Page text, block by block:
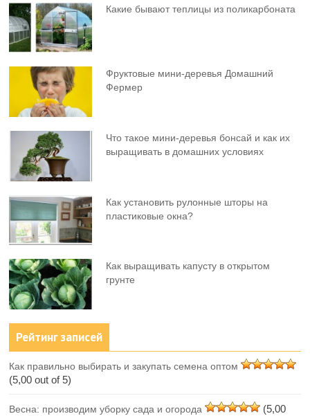
Какие бывают теплицы из поликарбоната
Фруктовыe мини-деревья Домашний
Фермер
Что такое мини-деревья бонсай и как их
выращивать в домашних условиях
Как установить рулонные шторы на
пластиковые окна?
Как выращивать капусту в открытом
грунте
Рейтинг записей
Как правильно выбирать и закупать семена оптом
(5,00 out of 5)
Весна: производим уборку сада и огорода
(5,00